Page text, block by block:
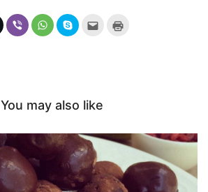
Send
this
You may also like